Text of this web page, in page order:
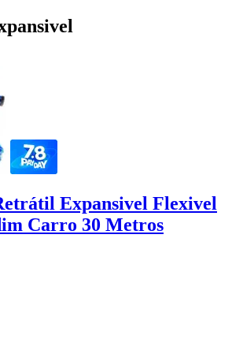
Expansivel Flexivel
Carro 30 Metros